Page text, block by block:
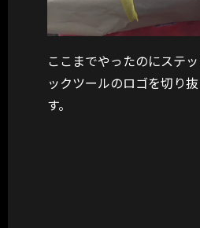
ここまでやったのにステ
ックツールのロゴを切り
す。